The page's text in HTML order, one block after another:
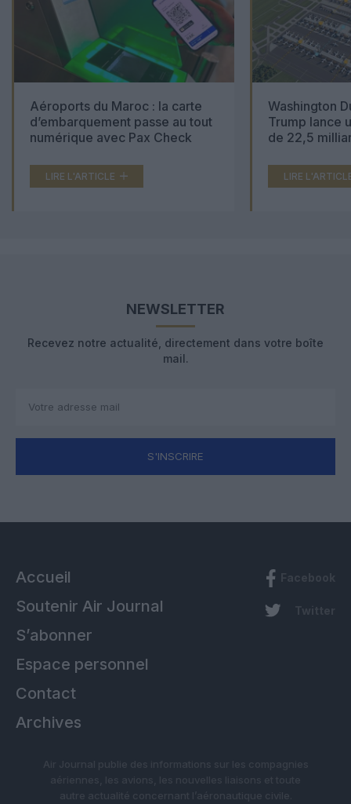
Aéroports du Maroc : la carte
d’embarquement passe au tout
numérique avec Pax Check
LIRE L'ARTICLE
Washington
Trump lance
de 22,5
LIRE
NEWSLETTER
Recevez notre actualité, directement dans votre boîte
mail.
S'INSCRIRE
Accueil
Soutenir Air Journal
S’abonner
Espace personnel
Contact
Archives